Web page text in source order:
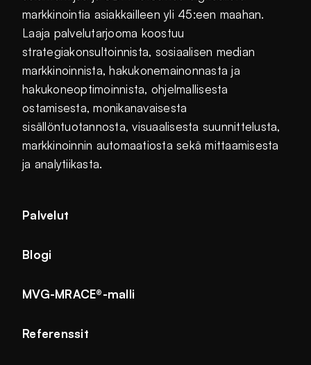
markkinointia asiakkailleen yli 45:een maahan.
Laaja palvelutarjooma koostuu
strategiakonsultoinnista, sosiaalisen median
markkinoinnista, hakukonemainonnasta ja
hakukoneoptimoinnista, ohjelmallisesta
ostamisesta, monikanavaisesta
sisällöntuotannosta, visuaalisesta suunnittelusta,
markkinoinnin automaatiosta sekä mittaamisesta
ja analytiikasta.
Palvelut
Blogi
MVG-MRACE®-malli
Referenssit